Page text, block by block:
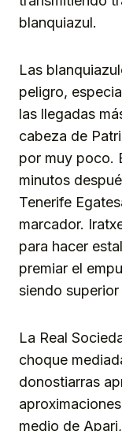
blanquiazul.
Las
peligro,
las llegadas
cabeza de
por muy poco.
minutos
Tenerife
marcador.
para hacer
premiar el
siendo
La Real
choque
donostiarras
medio de